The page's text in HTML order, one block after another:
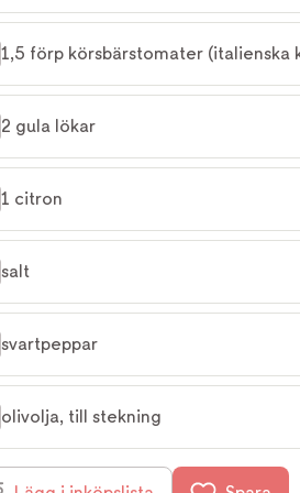
1,5 förp körsbärstomater (italienska
2 gula lökar
1 citron
salt
svartpeppar
olivolja, till stekning